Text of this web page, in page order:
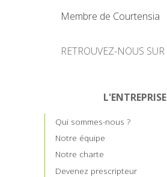
Membre de Courtensia
RETROUVEZ-NOUS SUR
L'ENTREPRISE
Qui sommes-nous ?
Notre équipe
Notre charte
Devenez prescripteur